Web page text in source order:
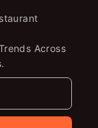
Across